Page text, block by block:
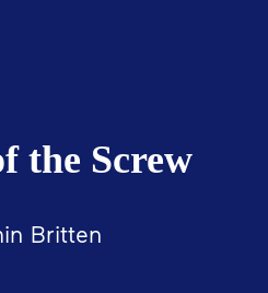
the Screw
Britten